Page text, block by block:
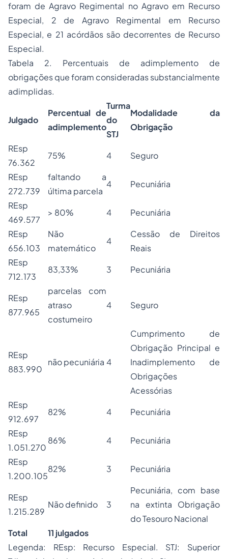
foram de Agravo Regimental no Agravo em Recurso
Especial, 2 de Agravo Regimental em Recurso
Especial, e 21 acórdãos são decorrentes de Recurso
Especial.
Tabela 2. Percentuais de adimplemento de
obrigações que foram consideradas substancialmente
adimplidas.
Julgado
Percentual de
adimplemento
Turma
do
STJ
Modalidade da
Obrigação
REsp
76.362
75% 4
Seguro
REsp
272.739
faltando a
última parcela
4
Pecuniária
REsp
469.577
> 80% 4
Pecuniária
REsp
656.103
Não
matemático
4
Cessão de Direitos
Reais
REsp
712.173
83,33% 3 Pecuniária
REsp
877.965
parcelas com
atraso
costumeiro
4 Seguro
REsp
883.990
não pecuniária 4
Cumprimento de
Obrigação Principal e
Inadimplemento de
Obrigações
Acessórias
REsp
912.697
82% 4
Pecuniária
REsp
1.051.270
86% 4
Pecuniária
REsp
1.200.105
82% 3 Pecuniária
REsp
1.215.289
Não definido 3
Pecuniária, com base
na extinta Obrigação
do Tesouro Nacional
Total
11 julgados
Legenda: REsp: Recurso Especial. STJ: Superior